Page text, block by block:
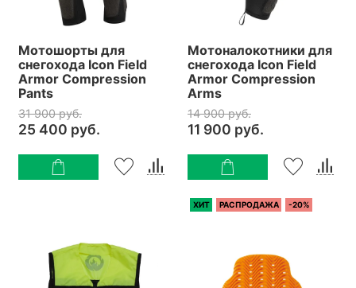
Мотошорты для
снегохода Icon Field
Armor Compression
Pants
31 900 руб.
25 400 руб.
Мотоналокотники для
снегохода Icon Field
Armor Compression
Arms
14 900 руб.
11 900 руб.
ХИТ РАСПРОДАЖА -20%